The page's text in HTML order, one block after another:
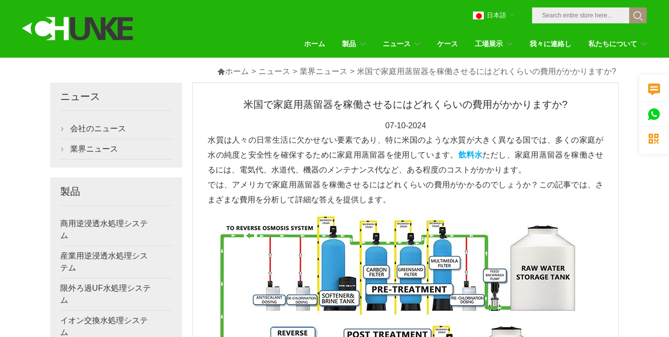
ホーム 製品 ニュース ケース 工場展示 我々に連絡し 私たちについて
日本語
ホーム > ニュース > 業界ニュース > 米国で家庭用蒸留器を稼働させるにはどれくらいの費用がかかりますか?
ニュース
 会社のニュース
 業界ニュース
製品
商用逆浸透水処理システ
ム
産業用逆浸透水処理シス
テム
限外ろ過UF水処理システ
ム
イオン交換水処理システ
ム
米国で家庭用蒸留器を稼働させるにはどれくらいの費用がかかりますか?
07-10-2024
水質は人々の日常生活に欠かせない要素であり、特に米国のような水質が大きく異なる国では、多くの家庭が
水の純度と安全性を確保するために家庭用蒸留器を使用しています。 飲料水ただし、家庭用蒸留器を稼働させ
るには、電気代、水道代、機器のメンテナンス代など、ある程度のコストがかかります。
では、アメリカで家庭用蒸留器を稼働させるにはどれくらいの費用がかかるのでしょうか？この記事では、さ
まざまな費用を分析して詳細な答えを提供します。


